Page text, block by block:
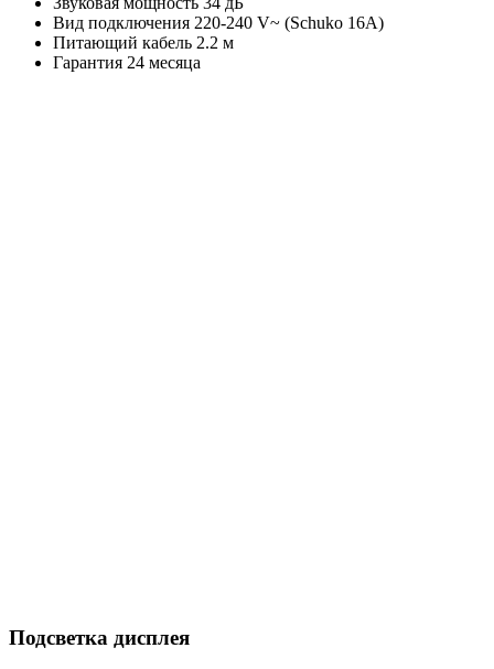
Вид подключения 220-240 V~ (Schuko 16A)
Питающий кабель 2.2 м
Гарантия 24 месяца
Подсветка дисплея